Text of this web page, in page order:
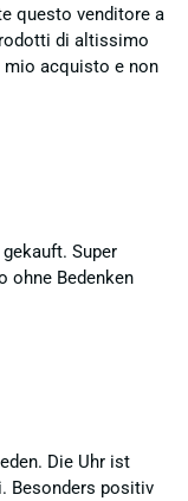
questo venditore a
di altissimo
mio acquisto e non
Super
ohne Bedenken
Die Uhr ist
Besonders positiv